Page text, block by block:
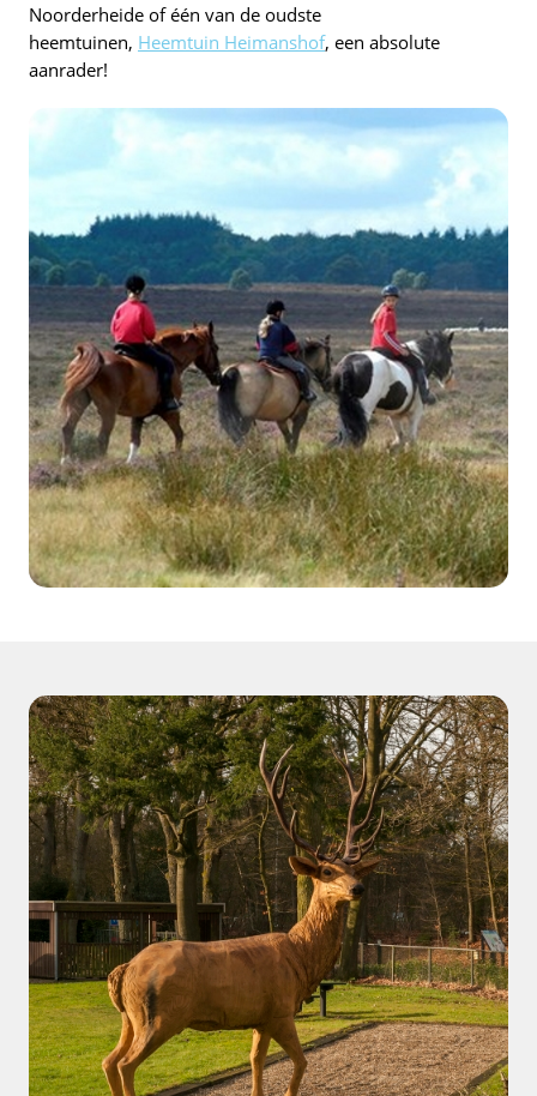
Noorderheide of één van de oudste
heemtuinen, Heemtuin Heimanshof, een absolute
aanrader!